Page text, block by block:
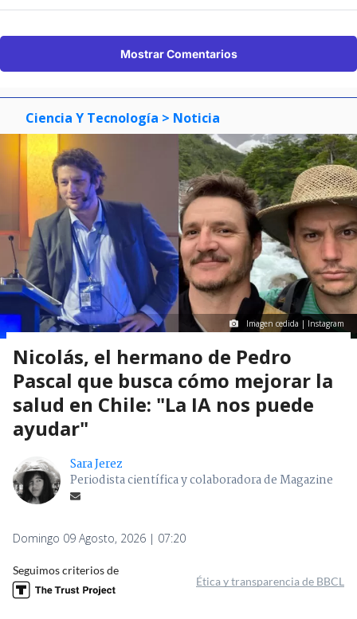
Mostrar Comentarios
Ciencia Y Tecnología > Noticia
Imagen cedida | Instagram
Nicolás, el hermano de Pedro
Pascal que busca cómo mejorar la
salud en Chile: "La IA nos puede
ayudar"
Sara Jerez
Periodista científica y colaboradora de Magazine
Domingo 09 Agosto, 2026 | 07:20
Seguimos criterios de
Ética y transparencia de BBCL